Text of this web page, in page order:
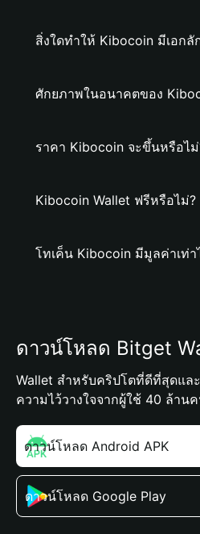
สิ่งใดทำให้ Kibocoin มีเอก
ศักยภาพในอนาคตของ
ราคา Kibocoin จะขึ้นหรือไ
Kibocoin Wallet ฟรีหรือไม่?
โทเค็น Kibocoin มีมูลค่าเท่า
ดาวน์โหลด Bitget
Wallet สำหรับคริปโตที่ดีที่สุดแล
ความไว้วางใจจากผู้ใช้ 40 ล้าน
ดาวน์โหลด Android APK
ดาวน์โหลด Google Play